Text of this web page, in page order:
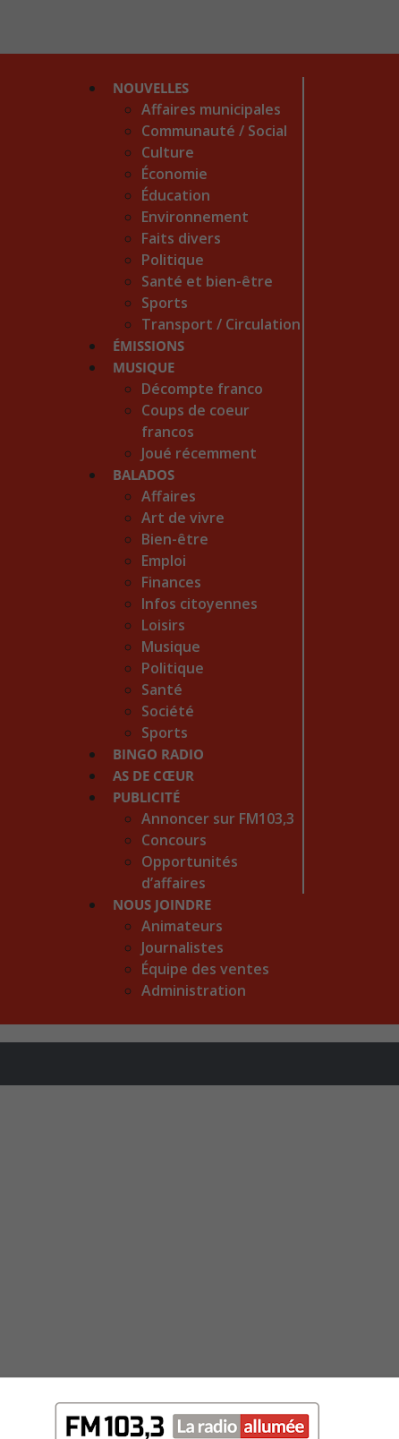
NOUVELLES
Affaires municipales
Communauté / Social
Culture
Économie
Éducation
Environnement
Faits divers
Politique
Santé et bien-être
Sports
Transport / Circulation
ÉMISSIONS
MUSIQUE
Décompte franco
Coups de coeur
francos
Joué récemment
BALADOS
Affaires
Art de vivre
Bien-être
Emploi
Finances
Infos citoyennes
Loisirs
Musique
Politique
Santé
Société
Sports
BINGO RADIO
AS DE CŒUR
PUBLICITÉ
Annoncer sur FM103,3
Concours
Opportunités
d’affaires
NOUS JOINDRE
Animateurs
Journalistes
Équipe des ventes
Administration